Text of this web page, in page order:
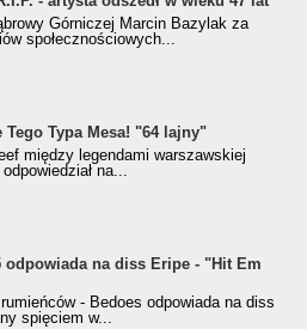
Górniczej Marcin Bazylak za
społecznościowych...
Tego Typa Mesa! "64 lajny"
między legendami warszawskiej
na...
odpowiada na diss Eripe - "Hit Em
- Bedoes odpowiada na diss
spięciem w...